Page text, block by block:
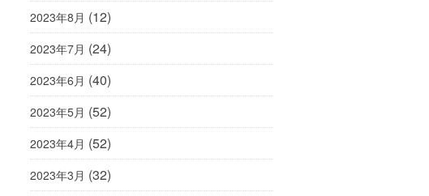
2023年8月 (12)
2023年7月 (24)
2023年6月 (40)
2023年5月 (52)
2023年4月 (52)
2023年3月 (32)